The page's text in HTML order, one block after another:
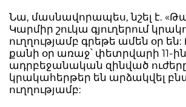
Նա, մասնավորապես, նշել է.
Կարմիր շուկա գյուղերում
ուղղությամբ գրեթե ամեն օր
քանի օր առաջ՝ փետրվարի 11-
ադրբեջանական զինված
կրակահերթեր են արձակվել
ուղղությամբ: